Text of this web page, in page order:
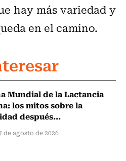
hay más variedad y
en el camino.
Mundial de la Lactancia
los mitos sobre la
después...
de agosto de 2026